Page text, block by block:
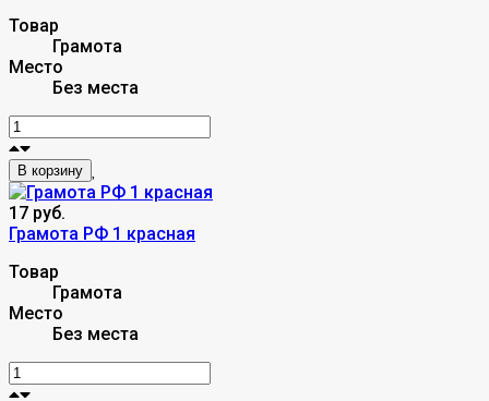
Товар
Грамота
Место
Без места
В корзину
17 руб.
Грамота РФ 1 красная
Товар
Грамота
Место
Без места